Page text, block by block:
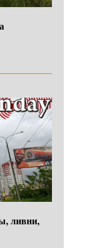
ливни,